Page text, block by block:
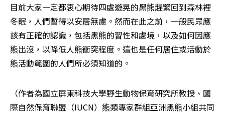
目前大家一定都衷心期待四處遊晃的黑熊趕緊回到森林裡
冬眠，人們暫得以安居無慮。然而在此之前，一般民眾應
該有正確的認識，包括黑熊的習性和處境，以及如何因應
熊出沒，以降低人熊衝突程度。這也是任何居住或活動於
熊活動範圍的人們所必須知道的。
（作者為國立屏東科技大學野生動物保育研究所教授、國
際自然保育聯盟（IUCN）熊類專家群組亞洲黑熊小組共同